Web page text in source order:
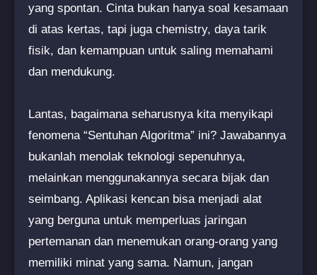
yang spontan. Cinta bukan hanya soal kesamaan
di atas kertas, tapi juga chemistry, daya tarik
fisik, dan kemampuan untuk saling memahami
dan mendukung.
Lantas, bagaimana seharusnya kita menyikapi
fenomena “Sentuhan Algoritma” ini? Jawabannya
bukanlah menolak teknologi sepenuhnya,
melainkan menggunakannya secara bijak dan
seimbang. Aplikasi kencan bisa menjadi alat
yang berguna untuk memperluas jaringan
pertemanan dan menemukan orang-orang yang
memiliki minat yang sama. Namun, jangan